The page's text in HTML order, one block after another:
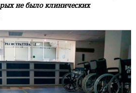
не было клинических